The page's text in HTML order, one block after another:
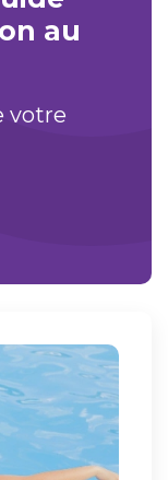
au
votre